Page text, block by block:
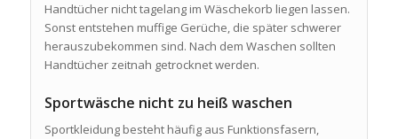
Handtücher nicht tagelang im Wäschekorb liegen lassen.
Sonst entstehen muffige Gerüche, die später schwerer
herauszubekommen sind. Nach dem Waschen sollten
Handtücher zeitnah getrocknet werden.
Sportwäsche nicht zu heiß waschen
Sportkleidung besteht häufig aus Funktionsfasern,